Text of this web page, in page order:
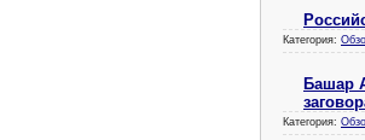
Категория:
Башар
Категория: